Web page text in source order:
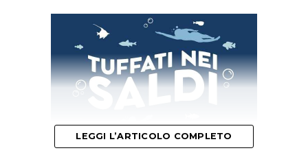
LEGGI L’ARTICOLO COMPLETO